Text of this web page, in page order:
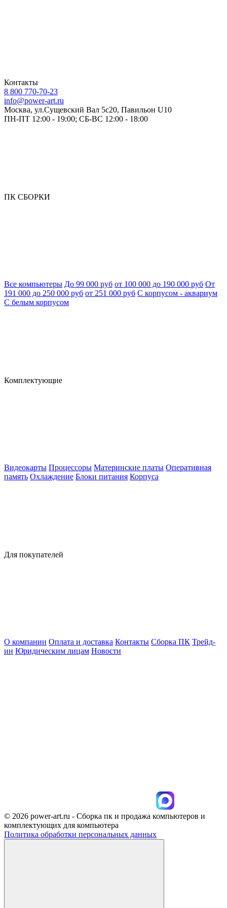
Контакты
8 800 770-70-23
info@power-art.ru
Москва, ул.Сущевский Вал 5с20, Павильон U10
ПН-ПТ 12:00 - 19:00; СБ-ВС 12:00 - 18:00
ПК СБОРКИ
Все компьютеры До 99 000 руб от 100 000 до 190 000 руб От
191 000 до 250 000 руб от 251 000 руб С корпусом - аквариум
С белым корпусом
Комплектующие
Видеокарты Процессоры Материнские платы Оперативная
память Охлаждение Блоки питания Корпуса
Для покупателей
О компании Оплата и доставка Контакты Сборка ПК Трейд-
ин Юридическим лицам Новости
© 2026 power-art.ru - Сборка пк и продажа компьютеров и
комплектующих для компьютера
Политика обработки персональных данных